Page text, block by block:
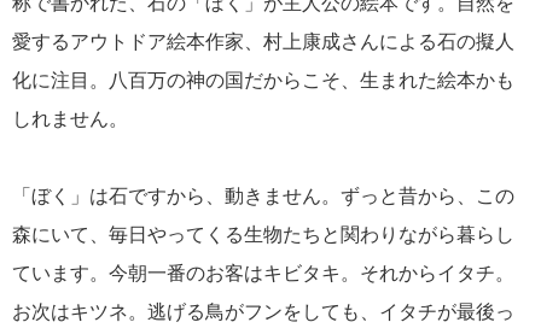
愛するアウトドア絵本作家、村上康成さんによる石の擬人
化に注目。八百万の神の国だからこそ、生まれた絵本かも
しれません。
「ぼく」は石ですから、動きません。ずっと昔から、この
森にいて、毎日やってくる生物たちと関わりながら暮らし
ています。今朝一番のお客はキビタキ。それからイタチ。
お次はキツネ。逃げる鳥がフンをしても、イタチが最後っ